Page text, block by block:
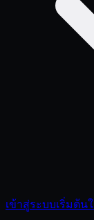
เข้าสู่ระบบเริ่มต้น